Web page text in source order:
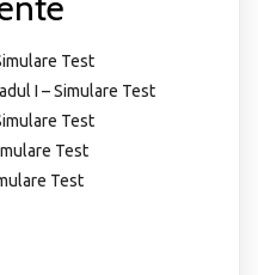
Test
I – Simulare Test
Test
Test
Test